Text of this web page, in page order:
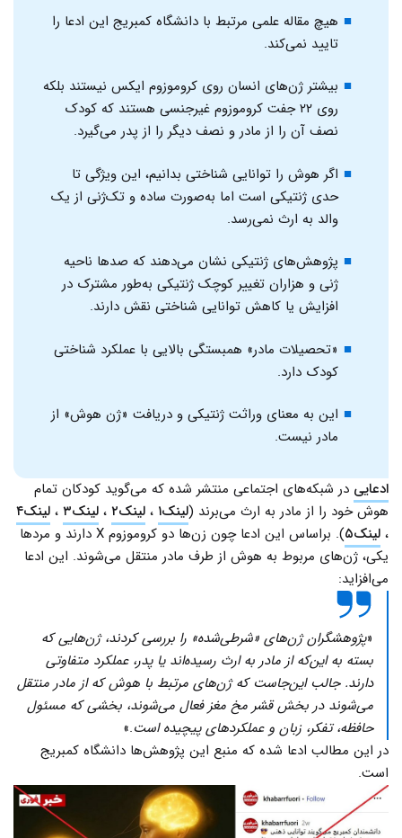
هیچ مقاله علمی مرتبط با دانشگاه کمبریج این ادعا را
تایید نمی‌کند.
بیشتر ژن‌های انسان روی کروموزوم ایکس نیستند بلکه
روی ۲۲ جفت کروموزوم غیرجنسی هستند که کودک
نصف آن را از مادر و نصف دیگر را از پدر می‌گیرد.
اگر هوش را توانایی شناختی بدانیم، این ویژگی تا
حدی ژنتیکی است اما به‌صورت ساده و تک‌ژنی از یک
والد به ارث نمی‌رسد.
پژوهش‌های ژنتیکی نشان می‌دهند که صدها ناحیه
ژنی و هزاران تغییر کوچک ژنتیکی به‌طور مشترک در
افزایش یا کاهش توانایی شناختی نقش دارند.
«تحصیلات مادر» همبستگی بالایی با عملکرد شناختی
کودک دارد.
این به معنای وراثت ژنتیکی و دریافت «ژن هوش» از
مادر نیست.
ادعایی در شبکه‌های اجتماعی منتشر شده که می‌گوید کودکان تمام
هوش خود را از مادر به ارث می‌برند (لینک۱ ، لینک۲ ، لینک۳ ،‌ لینک۴
، لینک۵
). براساس این ادعا چون زن‌ها دو کروموزوم X دارند و مردها
یکی، ژن‌های مربوط به هوش از طرف مادر منتقل می‌شوند. این ادعا
می‌افزاید:
«پژوهشگران ژن‌های «شرطی‌شده» را بررسی کردند، ژن‌هایی که
بسته به این‌که از مادر به ارث رسیده‌اند یا پدر، عملکرد متفاوتی
دارند. جالب این‌جاست که ژن‌های مرتبط با هوش که از مادر منتقل
می‌شوند در بخش قشر مخ مغز فعال می‌شوند، بخشی که مسئول
حافظه، تفکر، زبان و عملکردهای پیچیده است.»
در این مطالب ادعا شده که منبع این پژوهش‌ها دانشگاه کمبریج
است.